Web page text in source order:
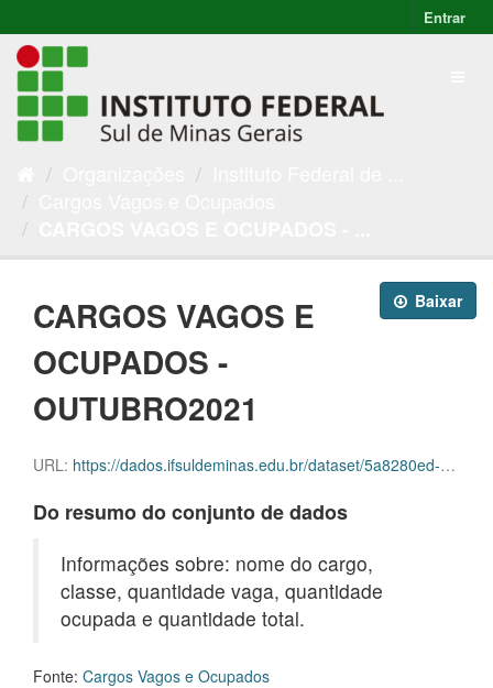
Entrar
Baixar
CARGOS VAGOS E
OCUPADOS -
OUTUBRO2021
URL: https://dados.ifsuldeminas.edu.br/dataset/5a8280ed-031b-45f2-9623-37aa7026fd68/resource/8d86a055-a868-4ba2-88ec-649f3f097f5b/download/progep-cargos-e-vagas-outubro.ods
Do resumo do conjunto de dados
Informações sobre: nome do cargo,
classe, quantidade vaga, quantidade
ocupada e quantidade total.
Fonte: Cargos Vagos e Ocupados